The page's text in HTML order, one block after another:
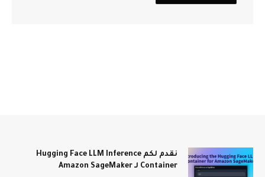
نقدم لكم Hugging Face LLM Inference
Container لـ Amazon SageMaker